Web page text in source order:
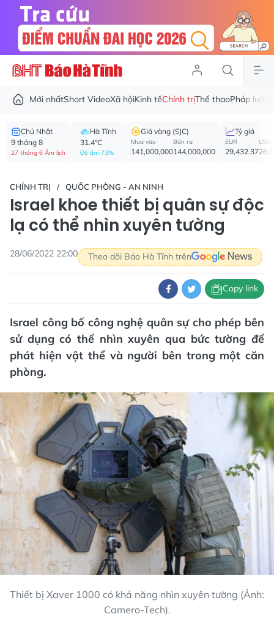
Mới nhấtShort VideoXã hộiKinh tếChính trịThể thaoPháp luật
Chủ Nhật
9 tháng 8
27 tháng 6 Âm lịch
Hà Tĩnh
31.4°C
Độ ẩm 73%
Giá vàng (SJC)
Mua vào
141,000,000
Bán ra
144,000,000
Tỷ giá
EUR
29,432.37
USD
CHÍNH TRỊ QUỐC PHÒNG - AN NINH
Israel khoe thiết bị quân sự độc
lạ có thể nhìn xuyên tường
28/06/2022 22:00 Theo dõi Báo Hà Tĩnh trên
Copy link
Israel công bố công nghệ quân sự cho phép bên
sử dụng có thể nhìn xuyên qua bức tường để
phát hiện vật thể và người bên trong một căn
phòng.
Thiết bị Xaver 1000 có khả năng nhìn xuyên tường (Ảnh:
Camero-Tech).